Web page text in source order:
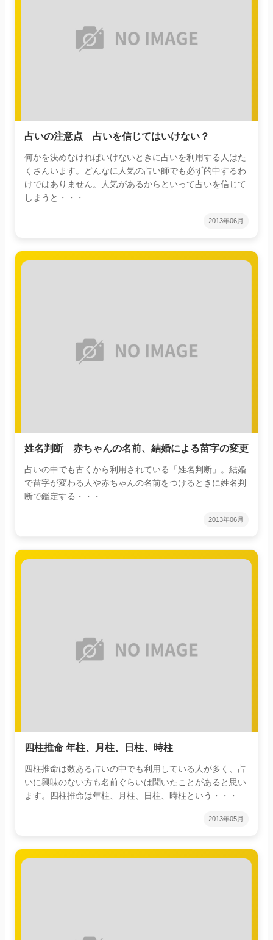
占いの注意点 占いを信じてはいけない？
何かを決めなければいけないときに占いを利用する人はた
くさんいます。どんなに人気の占い師でも必ず的中するわ
けではありません。人気があるからといって占いを信じて
しまうと・・・
2013年06月
姓名判断 赤ちゃんの名前、結婚による苗字の変更
占いの中でも古くから利用されている「姓名判断」。結婚
で苗字が変わる人や赤ちゃんの名前をつけるときに姓名判
断で鑑定する・・・
2013年06月
四柱推命 年柱、月柱、日柱、時柱
四柱推命は数ある占いの中でも利用している人が多く、占
いに興味のない方も名前ぐらいは聞いたことがあると思い
ます。四柱推命は年柱、月柱、日柱、時柱という・・・
2013年05月